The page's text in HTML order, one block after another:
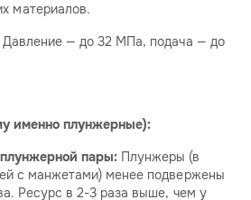
материалов.
Давление — до 32 МПа, подача — до
именно плунжерные):
пары: Плунжеры (в
с манжетами) менее подвержены
Ресурс в 2-3 раза выше, чем у